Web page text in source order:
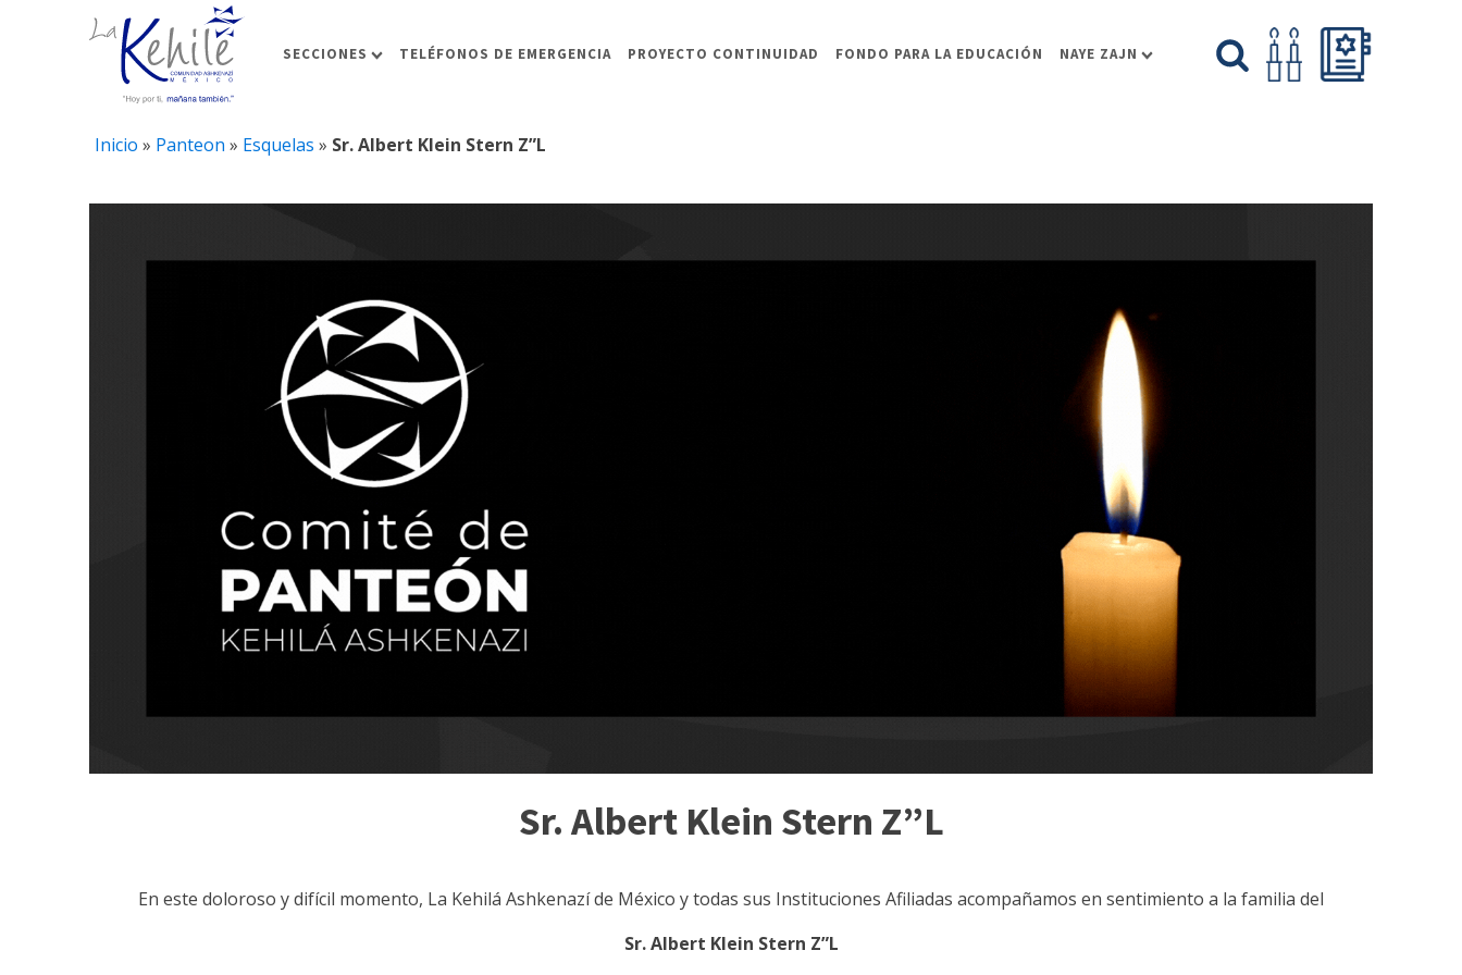
SECCIONES TELÉFONOS DE EMERGENCIA PROYECTO CONTINUIDAD FONDO PARA LA EDUCACIÓN NAYE ZAJN
Inicio » Panteon » Esquelas » Sr. Albert Klein Stern Z”L
Sr. Albert Klein Stern Z”L
En este doloroso y difícil momento, La Kehilá Ashkenazí de México y todas sus Instituciones Afiliadas acompañamos en sentimiento a la familia del
Sr. Albert Klein Stern Z”L